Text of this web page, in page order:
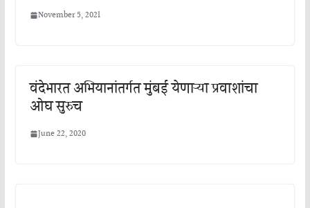
November 5, 2021
वंदेभारत अभियानांतर्गत मुंबई येणाऱ्या प्रवाशांचा
ओघ सुरुच
June 22, 2020